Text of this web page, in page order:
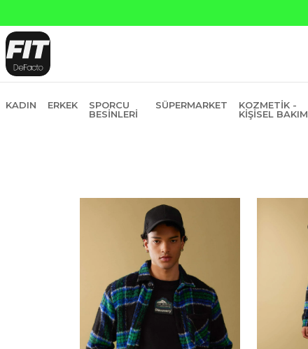
KADIN ERKEK
SPORCU
BESINLERI
SÜPERMARKET
KOZMETIK -
KIŞISEL BAKIM